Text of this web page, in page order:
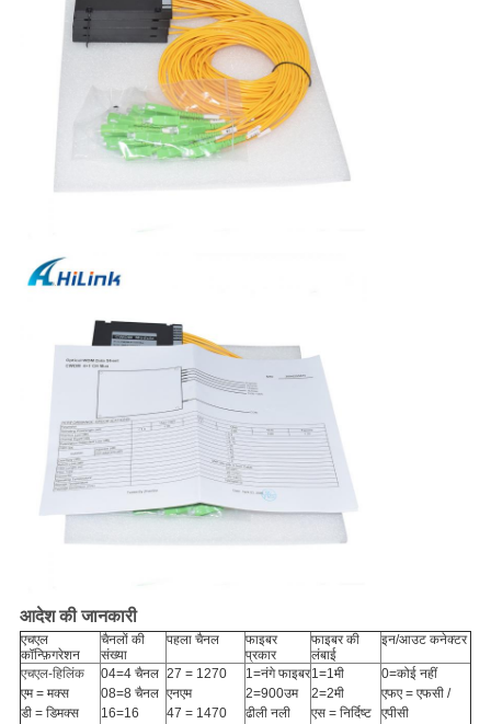
आदेश की जानकारी
एचएल
कॉन्फ़िगरेशन
चैनलों की
संख्या
पहला चैनल
फाइबर
प्रकार
फाइबर की
लंबाई
इन/आउट कनेक्टर
एचएल-हिलिंक
एम = मक्स
डी = डिमक्स
04=4 चैनल
08=8 चैनल
16=16
27 = 1270
एनएम
47 = 1470
1=नंगे फाइबर
2=900उम
ढीली नली
1=1मी
2=2मी
एस = निर्दिष्ट
0=कोई नहीं
एफए = एफसी /
एपीसी